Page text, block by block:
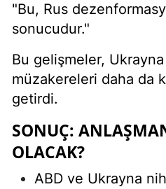
"Bu, Rus
sonucudur."
Bu gelişmeler,
müzakereleri daha da
getirdi.
SONUÇ:
OLACAK?
ABD ve Ukrayna